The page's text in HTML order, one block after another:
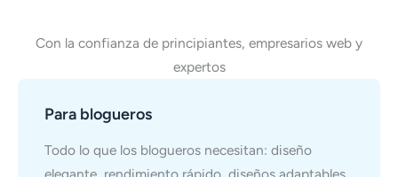
Con la confianza de principiantes, empresarios web y
expertos
Para blogueros
Todo lo que los blogueros necesitan: diseño